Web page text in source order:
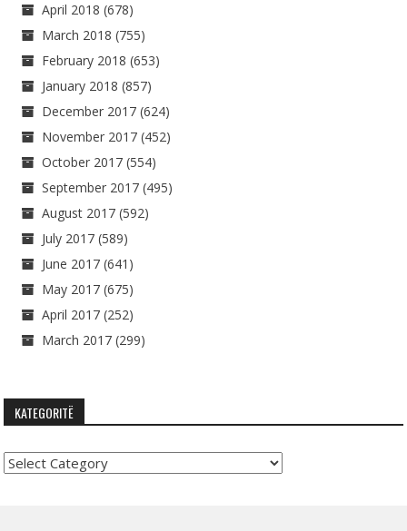
April 2018 (678)
March 2018 (755)
February 2018 (653)
January 2018 (857)
December 2017 (624)
November 2017 (452)
October 2017 (554)
September 2017 (495)
August 2017 (592)
July 2017 (589)
June 2017 (641)
May 2017 (675)
April 2017 (252)
March 2017 (299)
KATEGORITË
Kategoritë